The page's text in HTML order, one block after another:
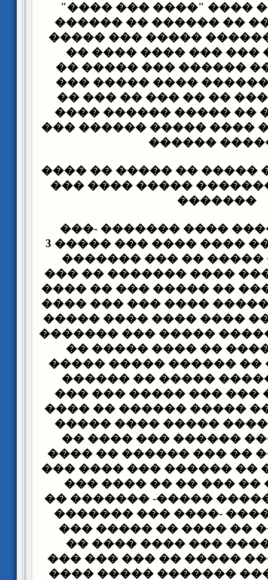
������ ���� ����
������ ��� �� ��
��� ��� ��� ������
������ ��� ��� ���
������ ����� ������
����� ���� ������
������ �� ���� �� ��
��� ���� ��� �� �����
��� ��� �� ��� ����
��� ���� ���� ����� ��
����� ���� �������
�������
��� ��� ������ ����
������ ������ ���� ���� ��� ����� 3
���� ����� ����� ��
������� ������ ����
��� ������ ���� ��
������ �� �� �����
��� ����� ���� ����
������� �� ������
��� ��� ������ ��
����� �� ��� ��
�� ����� ������
������� ��� ��� ���
���� �������� �����
����� �� �� ����
������� ���� ������
���� �� ����� �� ���
�� ����� ���� ��
��� ������ �� ��� ��
������ ���������
��� ���� ������ -����
���� ��� ��� �� ����
������ �� ���� ���
������� �� ��� �����
���� �� ��� ���